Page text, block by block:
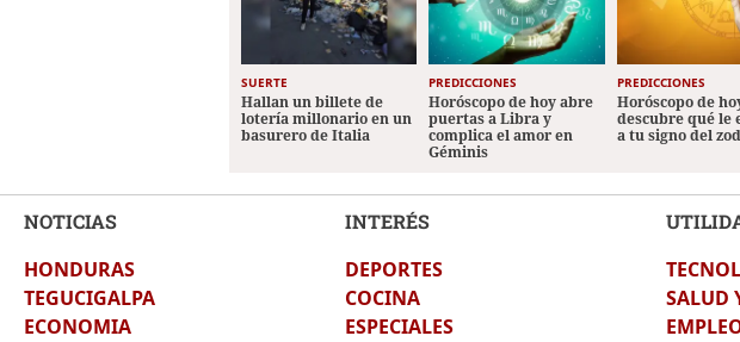
SUERTE
Hallan un billete de
lotería millonario en un
basurero de Italia
PREDICCIONES
Horóscopo de hoy abre
puertas a Libra y
complica el amor en
Géminis
PREDICCIONES
Horóscopo de
descubre qué le
a tu signo del
NOTICIAS
HONDURAS
TEGUCIGALPA
ECONOMIA
INTERÉS
DEPORTES
COCINA
ESPECIALES
SALUD